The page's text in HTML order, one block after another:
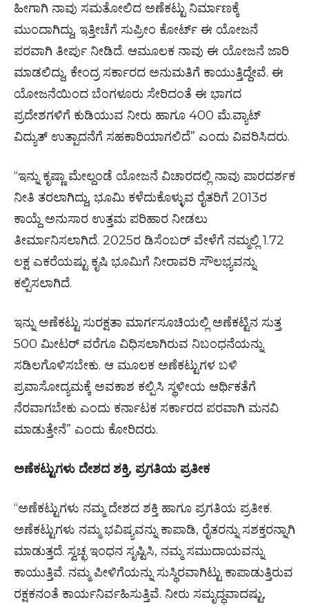
ಹೀಗಾಗಿ ನಾವು ಸಮತೋಲಿದ ಅಣೆಕಟ್ಟು ನಿರ್ಮಾಣಕ್ಕೆ
ಮುಂದಾಗಿದ್ದು, ಇತ್ತೀಚೆಗೆ ಸುಪ್ರೀಂ ಕೋರ್ಟ್ ಈ ಯೋಜನೆ
ಪರವಾಗಿ ತೀರ್ಪು ನೀಡಿದೆ. ಆಮೂಲಕ ನಾವು ಈ ಯೋಜನೆ ಜಾರಿ
ಮಾಡಲಿದ್ದು, ಕೇಂದ್ರ ಸರ್ಕಾರದ ಅನುಮತಿಗೆ ಕಾಯುತ್ತಿದ್ದೇವೆ. ಈ
ಯೋಜನೆಯಿಂದ ಬೆಂಗಳೂರು ಸೇರಿದಂತೆ ಈ ಭಾಗದ
ಪ್ರದೇಶಗಳಿಗೆ ಕುಡಿಯುವ ನೀರು ಹಾಗೂ 400 ಮೆ.ವ್ಯಾಟ್
ವಿದ್ಯುತ್ ಉತ್ಪಾದನೆಗೆ ಸಹಕಾರಿಯಾಗಲಿದೆ” ಎಂದು ವಿವರಿಸಿದರು.
“ಇನ್ನು ಕೃಷ್ಣಾ ಮೇಲ್ದಂಡೆ ಯೋಜನೆ ವಿಚಾರದಲ್ಲಿ ನಾವು ಪಾರದರ್ಶಕ
ನೀತಿ ತರಲಾಗಿದ್ದು, ಭೂಮಿ ಕಳೆದುಕೊಳ್ಳುವ ರೈತರಿಗೆ 2013ರ
ಕಾಯ್ದೆ ಅನುಸಾರ ಉತ್ತಮ ಪರಿಹಾರ ನೀಡಲು
ತೀರ್ಮಾನಿಸಲಾಗಿದೆ. 2025ರ ಡಿಸೆಂಬರ್ ವೇಳೆಗೆ ನಮ್ಮಲ್ಲಿ 1.72
ಲಕ್ಷ ಎಕರೆಯಷ್ಟು ಕೃಷಿ ಭೂಮಿಗೆ ನೀರಾವರಿ ಸೌಲಭ್ಯವನ್ನು
ಕಲ್ಪಿಸಲಾಗಿದೆ.
ಇನ್ನು ಅಣೆಕಟ್ಟು ಸುರಕ್ಷತಾ ಮಾರ್ಗಸೂಚಿಯಲ್ಲಿ ಅಣೆಕಟ್ಟಿನ ಸುತ್ತ
500 ಮೀಟರ್ ವರೆಗೂ ವಿಧಿಸಲಾಗಿರುವ ನಿಬಂಧನೆಯನ್ನು
ಸಡಿಲಗೊಳಿಸಬೇಕು. ಆ ಮೂಲಕ ಅಣೆಕಟ್ಟುಗಳ ಬಳಿ
ಪ್ರವಾಸೋದ್ಯಮಕ್ಕೆ ಅವಕಾಶ ಕಲ್ಪಿಸಿ ಸ್ಥಳೀಯ ಆರ್ಥಿಕತೆಗೆ
ನೆರವಾಗಬೇಕು ಎಂದು ಕರ್ನಾಟಕ ಸರ್ಕಾರದ ಪರವಾಗಿ ಮನವಿ
ಮಾಡುತ್ತೇನೆ” ಎಂದು ಕೋರಿದರು.
ಅಣೆಕಟ್ಟುಗಳು ದೇಶದ ಶಕ್ತಿ, ಪ್ರಗತಿಯ ಪ್ರತೀಕ
“ಅಣೆಕಟ್ಟುಗಳು ನಮ್ಮ ದೇಶದ ಶಕ್ತಿ ಹಾಗೂ ಪ್ರಗತಿಯ ಪ್ರತೀಕ.
ಅಣೆಕಟ್ಟುಗಳು ನಮ್ಮ ಭವಿಷ್ಯವನ್ನು ಕಾಪಾಡಿ, ರೈತರನ್ನು ಸಶಕ್ತರನ್ನಾಗಿ
ಮಾಡುತ್ತದೆ. ಸ್ವಚ್ಛ ಇಂಧನ ಸೃಷ್ಟಿಸಿ, ನಮ್ಮ ಸಮುದಾಯವನ್ನು
ಕಾಯುತ್ತಿವೆ. ನಮ್ಮ ಪೀಳಿಗೆಯನ್ನು ಸುಸ್ಥಿರವಾಗಿಟ್ಟು ಕಾಪಾಡುತ್ತಿರುವ
ರಕ್ಷಕನಂತೆ ಕಾರ್ಯನಿರ್ವಹಿಸುತ್ತಿವೆ. ನೀರು ಸಮೃದ್ಧವಾದಷ್ಟು,